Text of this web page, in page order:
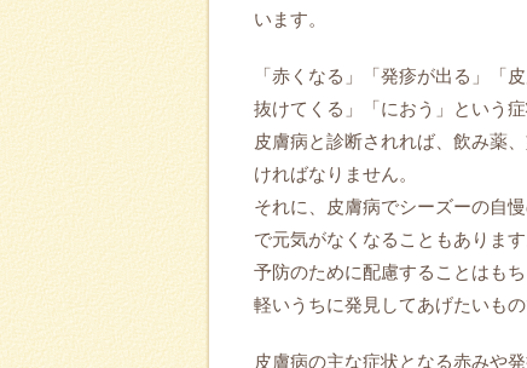
います。
「赤くなる」「発疹が出る」「
抜けてくる」「におう」という
皮膚病と診断されれば、飲み薬
ければなりません。
それに、皮膚病でシーズーの自
で元気がなくなることもあります
予防のために配慮することはも
軽いうちに発見してあげたいもの
皮膚病の主な症状となる赤みや